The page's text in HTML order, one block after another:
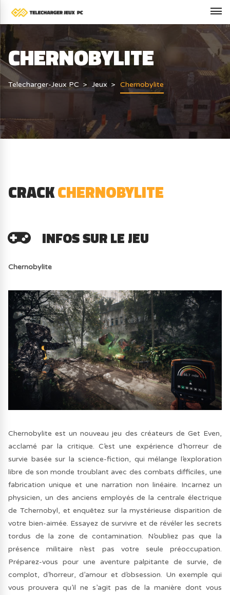
CHERNOBYLITE
Telecharger-Jeux PC Jeux Chernobylite
CRACKCHERNOBYLITE
INFOS SUR LE JEU
Chernobylite
Chernobylite est un nouveau jeu des créateurs de Get Even,
acclamé par la critique. C’est une expérience d’horreur de
survie basée sur la science-fiction, qui mélange l’exploration
libre de son monde troublant avec des combats difficiles, une
fabrication unique et une narration non linéaire. Incarnez un
physicien, un des anciens employés de la centrale électrique
de Tchernobyl, et enquêtez sur la mystérieuse disparition de
votre bien-aimée. Essayez de survivre et de révéler les secrets
tordus de la zone de contamination. N’oubliez pas que la
présence militaire n’est pas votre seule préoccupation.
Préparez-vous pour une aventure palpitante de survie, de
complot, d’horreur, d’amour et d’obsession. Un exemple qui
vous prouvera qu’il ne s’agit pas de la manière dont vous